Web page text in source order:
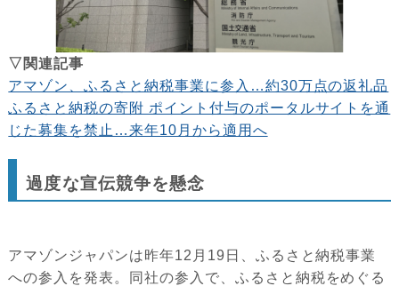
▽関連記事
アマゾン、ふるさと納税事業に参入…約30万点の返礼品
ふるさと納税の寄附 ポイント付与のポータルサイトを通
じた募集を禁止…来年10月から適用へ
過度な宣伝競争を懸念
アマゾンジャパンは昨年12月19日、ふるさと納税事業
への参入を発表。同社の参入で、ふるさと納税をめぐる